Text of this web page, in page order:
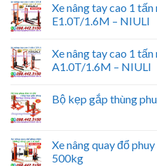
Xe nâng tay cao 1
E1.0T/1.6M – NIULI
Xe nâng tay cao 1
A1.0T/1.6M – NIULI
Bộ kẹp gắp thùng
Xe nâng quay đổ
500kg